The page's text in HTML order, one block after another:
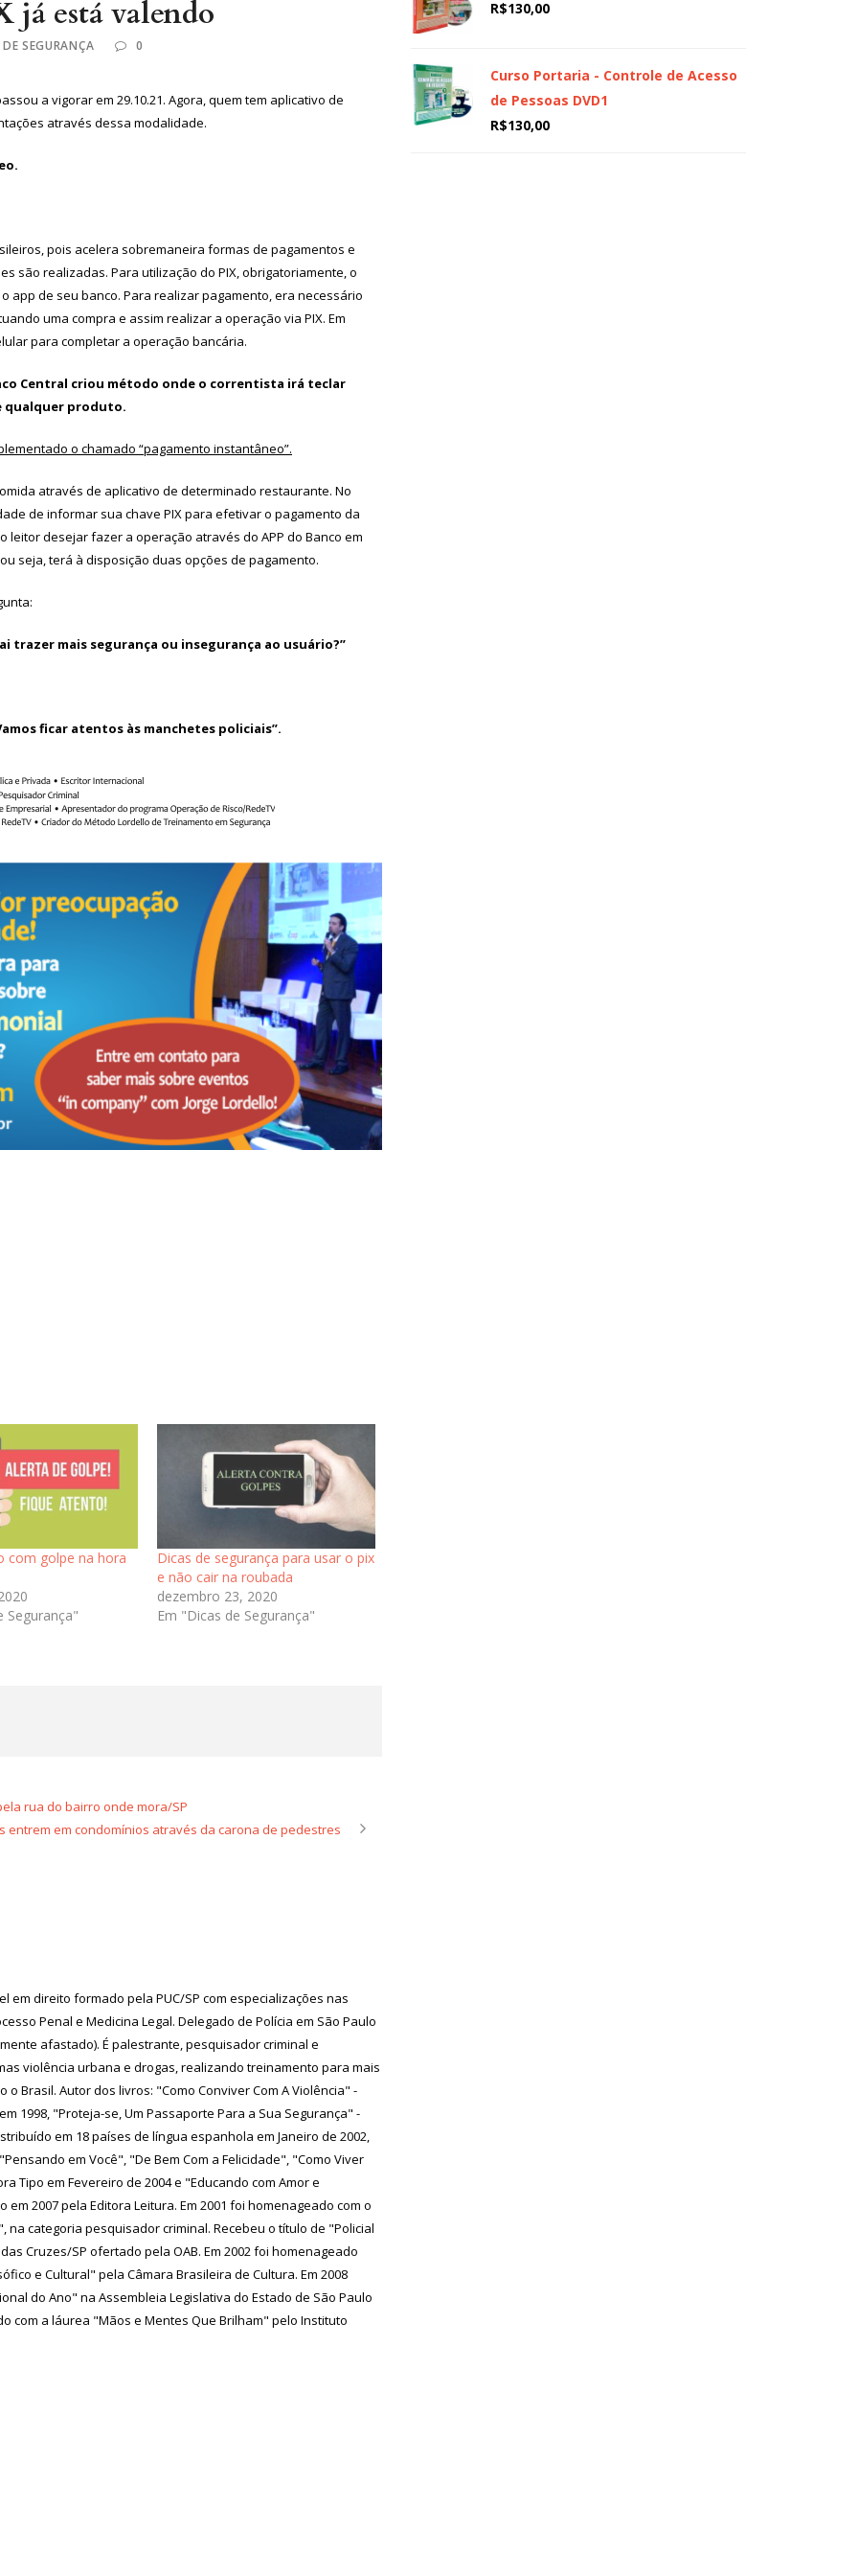
já está valendo
SEGURANÇA 0
a vigorar em 29.10.21. Agora, quem tem aplicativo de
através dessa modalidade.
pois acelera sobremaneira formas de pagamentos e
são realizadas. Para utilização do PIX, obrigatoriamente, o
app de seu banco. Para realizar pagamento, era necessário
uma compra e assim realizar a operação via PIX. Em
para completar a operação bancária.
Central criou método onde o correntista irá teclar
qualquer produto.
o chamado “pagamento instantâneo”.
através de aplicativo de determinado restaurante. No
de informar sua chave PIX para efetivar o pagamento da
leitor desejar fazer a operação através do APP do Banco em
seja, terá à disposição duas opções de pagamento.
trazer mais segurança ou insegurança ao usuário?”
ficar atentos às manchetes policiais”.
com golpe na hora
Segurança"
Dicas de segurança para usar o pix
e não cair na roubada
dezembro 23, 2020
Em "Dicas de Segurança"
rua do bairro onde mora/SP
entrem em condomínios através da carona de pedestres
em direito formado pela PUC/SP com especializações nas
Penal e Medicina Legal. Delegado de Polícia em São Paulo
afastado). É palestrante, pesquisador criminal e
violência urbana e drogas, realizando treinamento para mais
o Brasil. Autor dos livros: "Como Conviver Com A Violência" -
1998, "Proteja-se, Um Passaporte Para a Sua Segurança" -
em 18 países de língua espanhola em Janeiro de 2002,
em Você", "De Bem Com a Felicidade", "Como Viver
Tipo em Fevereiro de 2004 e "Educando com Amor e
2007 pela Editora Leitura. Em 2001 foi homenageado com o
na categoria pesquisador criminal. Recebeu o título de "Policial
Cruzes/SP ofertado pela OAB. Em 2002 foi homenageado
e Cultural" pela Câmara Brasileira de Cultura. Em 2008
do Ano" na Assembleia Legislativa do Estado de São Paulo
com a láurea "Mãos e Mentes Que Brilham" pelo Instituto
R$130,00
Curso Portaria - Controle de Acesso
de Pessoas DVD1
R$130,00